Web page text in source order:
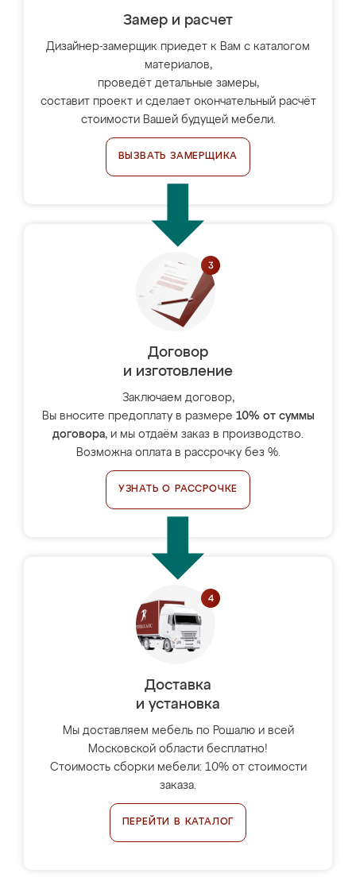
Замер и расчет
Дизайнер-замерщик приедет к Вам с каталогом
материалов,
проведёт детальные замеры,
составит проект и сделает окончательный расчёт
стоимости Вашей будущей мебели.
ВЫЗВАТЬ ЗАМЕРЩИКА
Договор
и изготовление
Заключаем договор,
Вы вносите предоплату в размере 10% от суммы
договора, и мы отдаём заказ в производство.
Возможна оплата в рассрочку без %.
УЗНАТЬ О РАССРОЧКЕ
Доставка
и установка
Мы доставляем мебель по Рошалю и всей
Московской области бесплатно!
Стоимость сборки мебели: 10% от стоимости
заказа.
ПЕРЕЙТИ В КАТАЛОГ